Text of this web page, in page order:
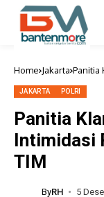
Home Jakarta Panitia
JAKARTA POLRI
Panitia
Intimidasi
TIM
ByRH
5